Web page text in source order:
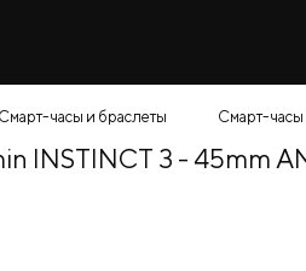
Смарт-часы и браслеты Смарт-
INSTINCT 3 - 45mm